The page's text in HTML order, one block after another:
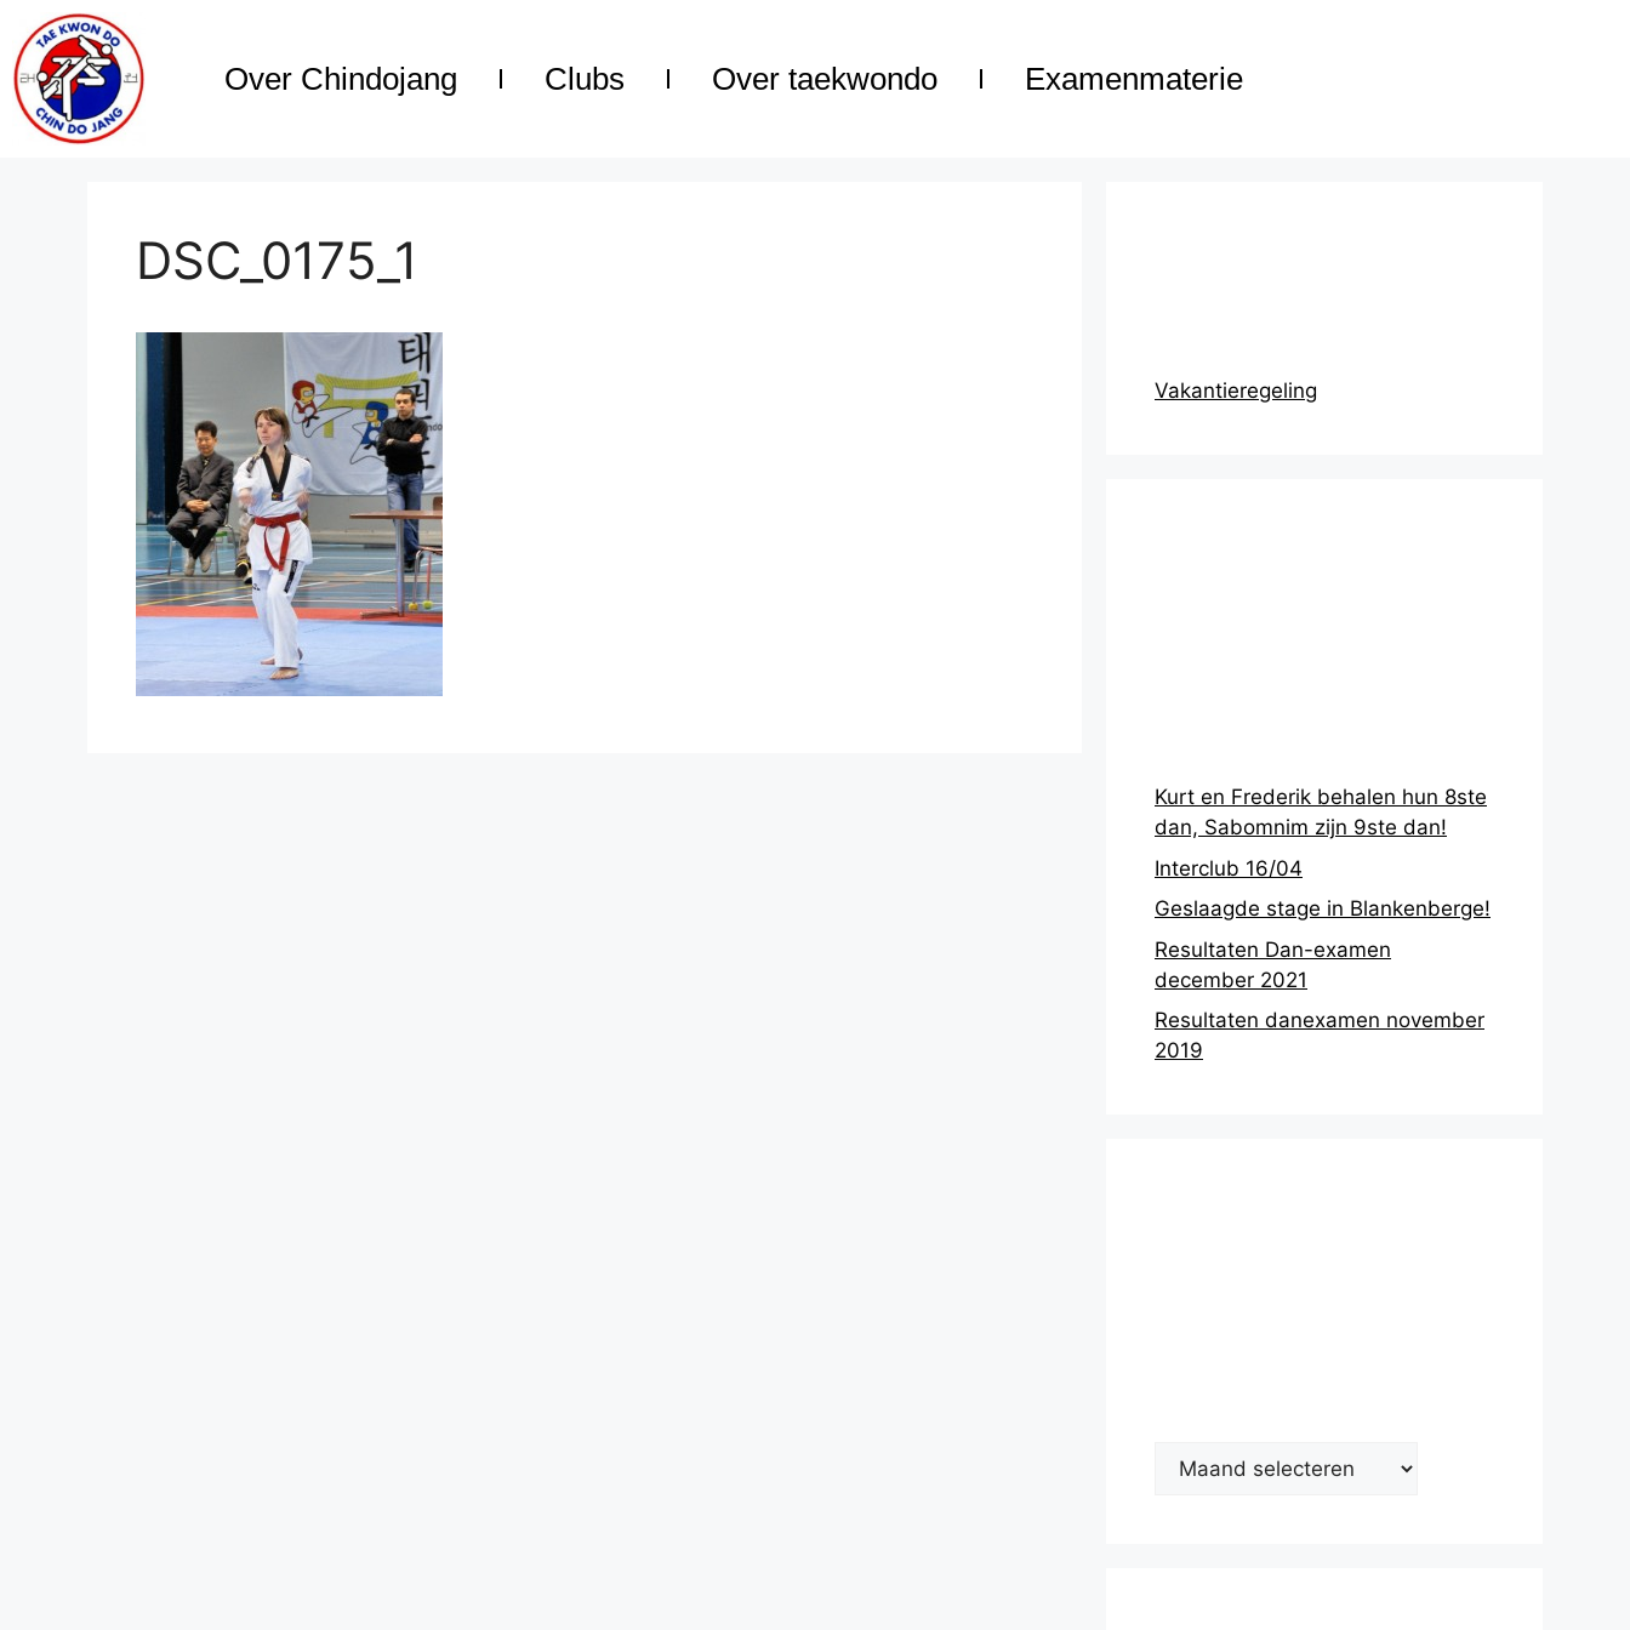
Over Chindojang Clubs Over taekwondo Examenmaterie
DSC_0175_1
Vakantieregeling
Kurt en Frederik behalen hun 8ste
dan, Sabomnim zijn 9ste dan!
Interclub 16/04
Geslaagde stage in Blankenberge!
Resultaten Dan-examen
december 2021
Resultaten danexamen november
2019